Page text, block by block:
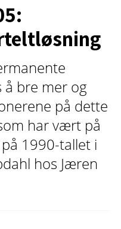
bre mer og
på dette
har vært på
1990-tallet i
hos Jæren